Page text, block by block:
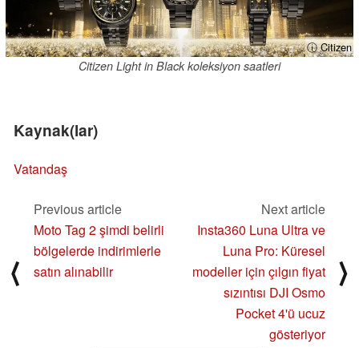
ⓘ Citizen
Citizen Light in Black koleksiyon saatleri
Kaynak(lar)
Vatandaş
⟨
Previous article
Moto Tag 2 şimdi belirli
bölgelerde indirimlerle
satın alınabilir
Next article
Insta360 Luna Ultra ve
Luna Pro: Küresel
modeller için çılgın fiyat
sızıntısı DJI Osmo
Pocket 4'ü ucuz
gösteriyor
⟩